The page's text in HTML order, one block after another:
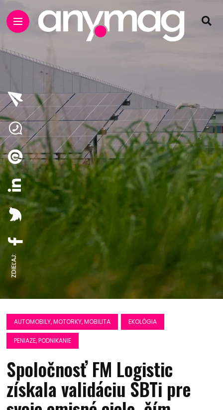
ZDIEĽAJ:
AUTOMOBILY, MOTORKY, MOBILITA EKOLÓGIA
PENIAZE, PODNIKANIE
Spoločnosť FM Logistic
získala validáciu SBTi pre